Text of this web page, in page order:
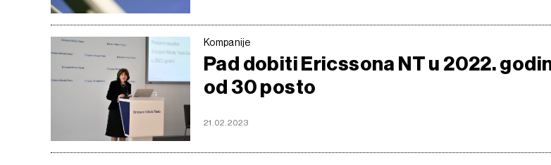
Kompanije
Pad dobiti Ericssona NT u 2022.
od 30 posto
21.02.2023